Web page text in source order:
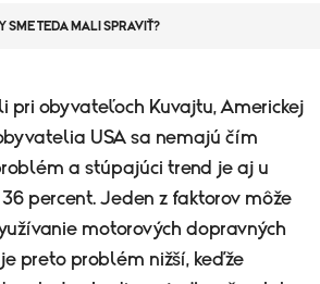
SME TEDA MALI SPRAVIŤ?
obyvateľoch Kuvajtu, Americkej
USA sa nemajú čím
a stúpajúci trend je aj u
percent. Jeden z faktorov môže
motorových dopravných
preto problém nižší, keďže